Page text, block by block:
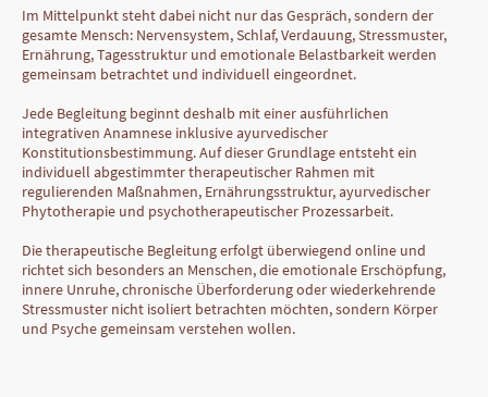
Im Mittelpunkt steht dabei nicht nur das Gespräch, sondern der
gesamte Mensch: Nervensystem, Schlaf, Verdauung, Stressmuster,
Ernährung, Tagesstruktur und emotionale Belastbarkeit werden
gemeinsam betrachtet und individuell eingeordnet.
Jede Begleitung beginnt deshalb mit einer ausführlichen
integrativen Anamnese inklusive ayurvedischer
Konstitutionsbestimmung. Auf dieser Grundlage entsteht ein
individuell abgestimmter therapeutischer Rahmen mit
regulierenden Maßnahmen, Ernährungsstruktur, ayurvedischer
Phytotherapie und psychotherapeutischer Prozessarbeit.
Die therapeutische Begleitung erfolgt überwiegend online und
richtet sich besonders an Menschen, die emotionale Erschöpfung,
innere Unruhe, chronische Überforderung oder wiederkehrende
Stressmuster nicht isoliert betrachten möchten, sondern Körper
und Psyche gemeinsam verstehen wollen.